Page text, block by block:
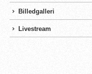
Billedgalleri
Livestream